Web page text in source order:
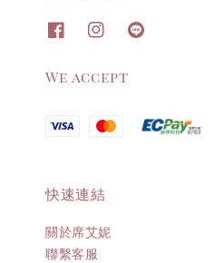
We accept
快速連結
關於席艾妮
聯繫客服